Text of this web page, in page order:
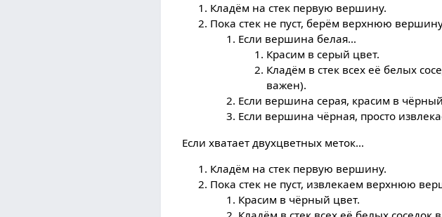
Кладём на стек первую вершину.
Пока стек не пуст, берём верхнюю
Если вершина белая…
Красим в серый цвет.
Кладём в стек всех её белых
важен).
Если вершина серая, красим в
Если вершина чёрная, просто
Если хватает двухцветных меток…
Кладём на стек первую вершину.
Пока стек не пуст, извлекаем верхнюю
Красим в чёрный цвет.